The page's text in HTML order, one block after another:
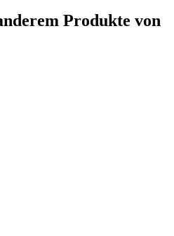
Produkte von